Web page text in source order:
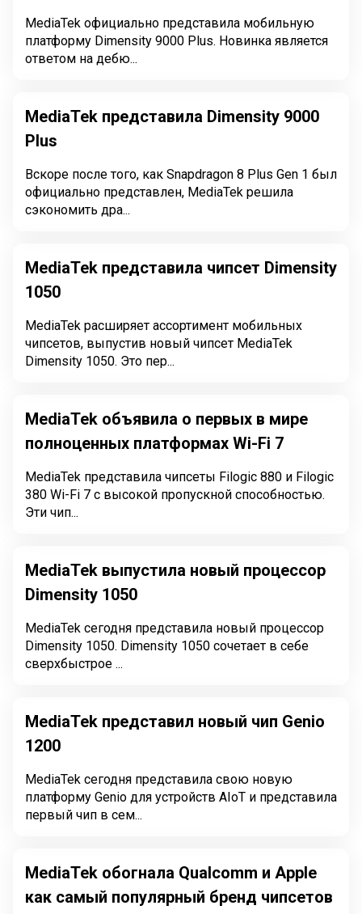
MediaTek официально представила мобильную
платформу Dimensity 9000 Plus. Новинка является
ответом на дебю...
MediaTek представила Dimensity 9000
Plus
Вскоре после того, как Snapdragon 8 Plus Gen 1 был
официально представлен, MediaTek решила
сэкономить дра...
MediaTek представила чипсет Dimensity
1050
MediaTek расширяет ассортимент мобильных
чипсетов, выпустив новый чипсет MediaTek
Dimensity 1050. Это пер...
MediaTek объявила о первых в мире
полноценных платформах Wi-Fi 7
MediaTek представила чипсеты Filogic 880 и Filogic
380 Wi-Fi 7 с высокой пропускной способностью.
Эти чип...
MediaTek выпустила новый процессор
Dimensity 1050
MediaTek сегодня представила новый процессор
Dimensity 1050. Dimensity 1050 сочетает в себе
сверхбыстрое ...
MediaTek представил новый чип Genio
1200
MediaTek сегодня представила свою новую
платформу Genio для устройств AIoT и представила
первый чип в сем...
MediaTek обогнала Qualcomm и Apple
как самый популярный бренд чипсетов